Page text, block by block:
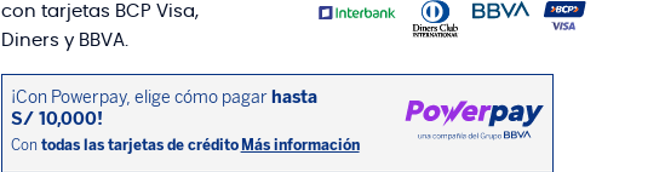
con tarjetas BCP Visa,
Diners y BBVA.